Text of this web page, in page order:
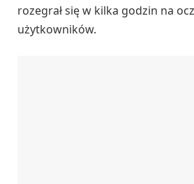
rozegrał się w kilka godzin na
użytkowników.